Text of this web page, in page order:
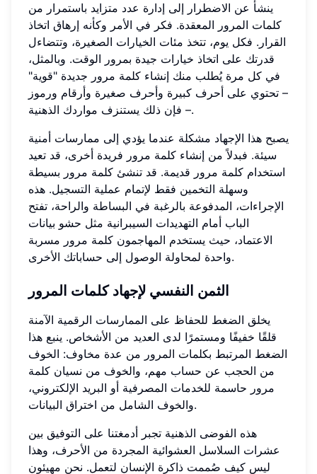
ينشأ عن الاضطرار إلى إدارة عدد متزايد باستمرار من
كلمات المرور المعقدة. فكر في الأمر وكأنه إرهاق اتخاذ
القرار. فكل يوم، تتخذ مئات الخيارات الصغيرة، وتتضاءل
قدرتك على اتخاذ خيارات جيدة بمرور الوقت. وبالمثل،
في كل مرة يُطلب منك إنشاء كلمة مرور جديدة "قوية"
– تحتوي على أحرف كبيرة وأحرف صغيرة وأرقام ورموز
– فإن ذلك يستنزف مواردك الذهنية.
يصبح هذا الإجهاد مشكلة عندما يؤدي إلى ممارسات أمنية
سيئة. فبدلاً من إنشاء كلمة مرور فريدة أخرى، قد تعيد
استخدام كلمة مرور قديمة. قد تنشئ كلمة مرور بسيطة
وسهلة التخمين فقط لإتمام عملية التسجيل. هذه
الإجراءات، المدفوعة بالرغبة في البساطة والراحة، تفتح
الباب أمام التهديدات السيبرانية مثل حشو بيانات
الاعتماد، حيث يستخدم المهاجمون كلمة مرور مسربة
واحدة لمحاولة الوصول إلى حساباتك الأخرى.
الثمن النفسي لإجهاد كلمات المرور
يخلق الضغط للحفاظ على الممارسات الرقمية الآمنة
قلقًا خفيفًا ومستمرًا لدى العديد من الأشخاص. ينبع هذا
الضغط المرتبط بكلمات المرور من عدة مخاوف: الخوف
من الحجب عن حساب مهم، والخوف من نسيان كلمة
مرور حاسمة للخدمات المصرفية أو البريد الإلكتروني،
والخوف الشامل من اختراق البيانات.
هذه الفوضى الذهنية تجبر أدمغتنا على التوفيق بين
عشرات السلاسل العشوائية المجردة من الأحرف، وهذا
ليس كيف صُممت ذاكرة الإنسان لتعمل. نحن مهيئون